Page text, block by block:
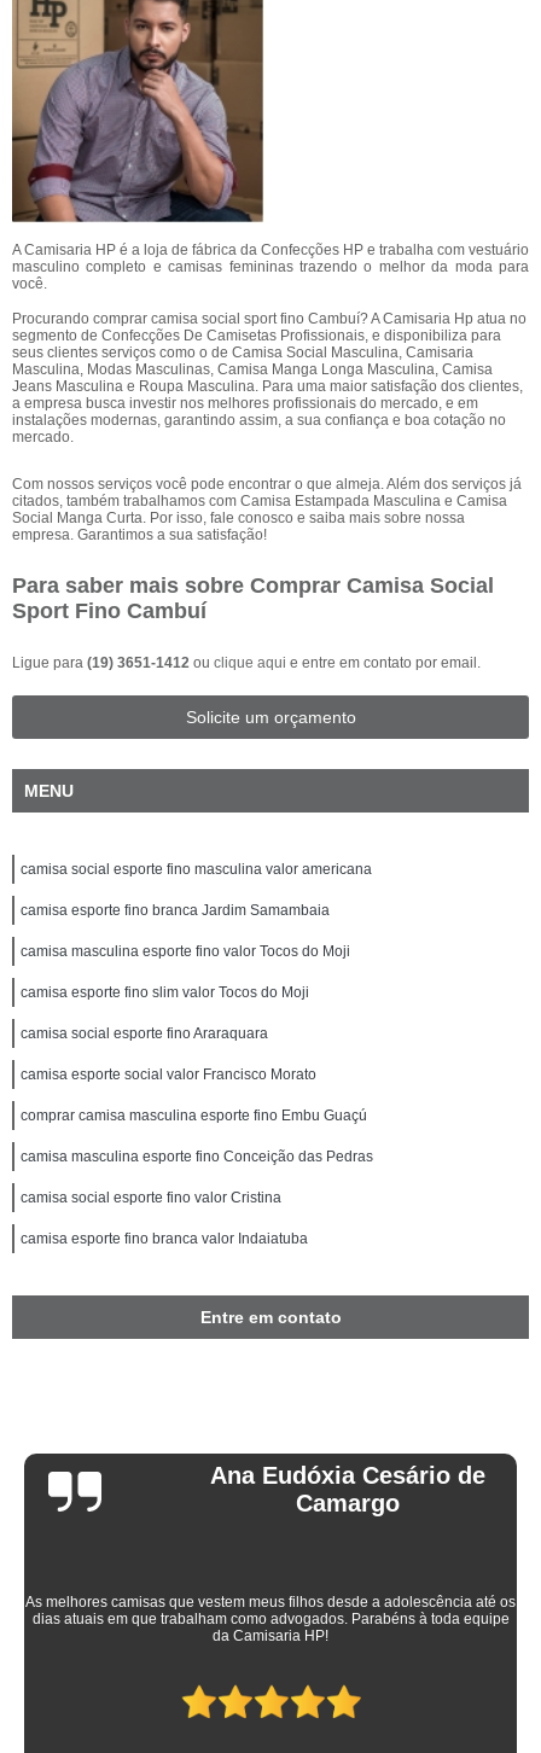
A Camisaria HP é a loja de fábrica da Confecções HP e trabalha com vestuário
masculino completo e camisas femininas trazendo o melhor da moda para
você.
Procurando comprar camisa social sport fino Cambuí? A Camisaria Hp atua no
segmento de Confecções De Camisetas Profissionais, e disponibiliza para
seus clientes serviços como o de Camisa Social Masculina, Camisaria
Masculina, Modas Masculinas, Camisa Manga Longa Masculina, Camisa
Jeans Masculina e Roupa Masculina. Para uma maior satisfação dos clientes,
a empresa busca investir nos melhores profissionais do mercado, e em
instalações modernas, garantindo assim, a sua confiança e boa cotação no
mercado.
Com nossos serviços você pode encontrar o que almeja. Além dos serviços já
citados, também trabalhamos com Camisa Estampada Masculina e Camisa
Social Manga Curta. Por isso, fale conosco e saiba mais sobre nossa
empresa. Garantimos a sua satisfação!
Para saber mais sobre Comprar Camisa Social
Sport Fino Cambuí
Ligue para (19) 3651-1412 ou clique aqui e entre em contato por email.
Solicite um orçamento
MENU
camisa social esporte fino masculina valor americana
camisa esporte fino branca Jardim Samambaia
camisa masculina esporte fino valor Tocos do Moji
camisa esporte fino slim valor Tocos do Moji
camisa social esporte fino Araraquara
camisa esporte social valor Francisco Morato
comprar camisa masculina esporte fino Embu Guaçú
camisa masculina esporte fino Conceição das Pedras
camisa social esporte fino valor Cristina
camisa esporte fino branca valor Indaiatuba
Entre em contato
Ana Eudóxia Cesário de
Camargo
As melhores camisas que vestem meus filhos desde a adolescência até os
dias atuais em que trabalham como advogados. Parabéns à toda equipe
da Camisaria HP!